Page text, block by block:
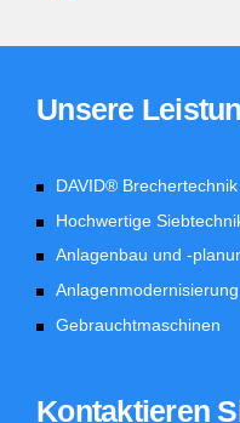
Unsere
DAVID® Brechertechnik
Hochwertige
Anlagenbau und -
Gebrauchtmaschinen
Kontaktieren